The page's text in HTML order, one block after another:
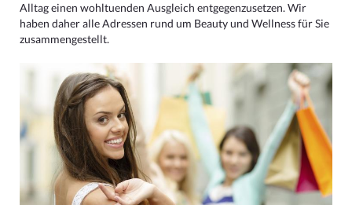
Alltag einen wohltuenden Ausgleich entgegenzusetzen. Wir
haben daher alle Adressen rund um Beauty und Wellness für Sie
zusammengestellt.